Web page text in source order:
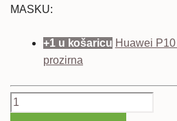
MASKU:
+1 u košaricu Huawei
prozirna
Huawei